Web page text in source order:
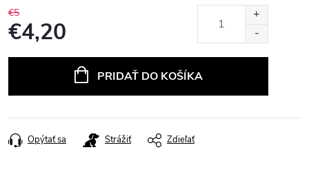
€5
€4,20
PRIDAŤ DO KOŠÍKA
Opýtať sa Strážiť Zdieľať